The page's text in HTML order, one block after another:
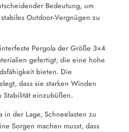
Bedeutung, um
Outdoor-Vergnügen zu
Pergola der Größe 3×4
gefertigt, die eine hohe
bieten. Die
dass sie starken Winden
Stabilität einzubüßen.
in der Lage, Schneelasten zu
Sorgen machen musst, dass